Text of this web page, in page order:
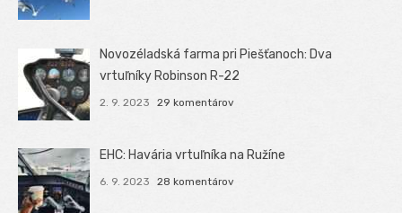
Novozéladská farma pri Piešťanoch: Dva
vrtuľníky Robinson R-22
2. 9. 2023 29 komentárov
EHC: Havária vrtuľníka na Ružíne
6. 9. 2023 28 komentárov